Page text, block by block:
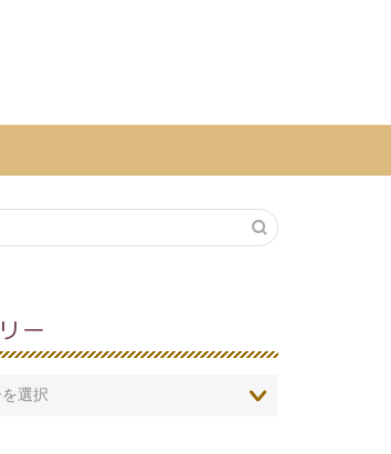
ー